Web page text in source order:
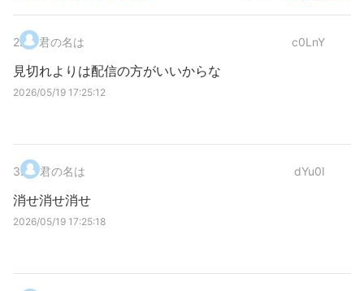
2. 君の名は c0LnY
見切れよりは配信の方がいいからな
2026/05/19 17:25:12
3. 君の名は dYu0I
消せ消せ消せ
2026/05/19 17:25:18